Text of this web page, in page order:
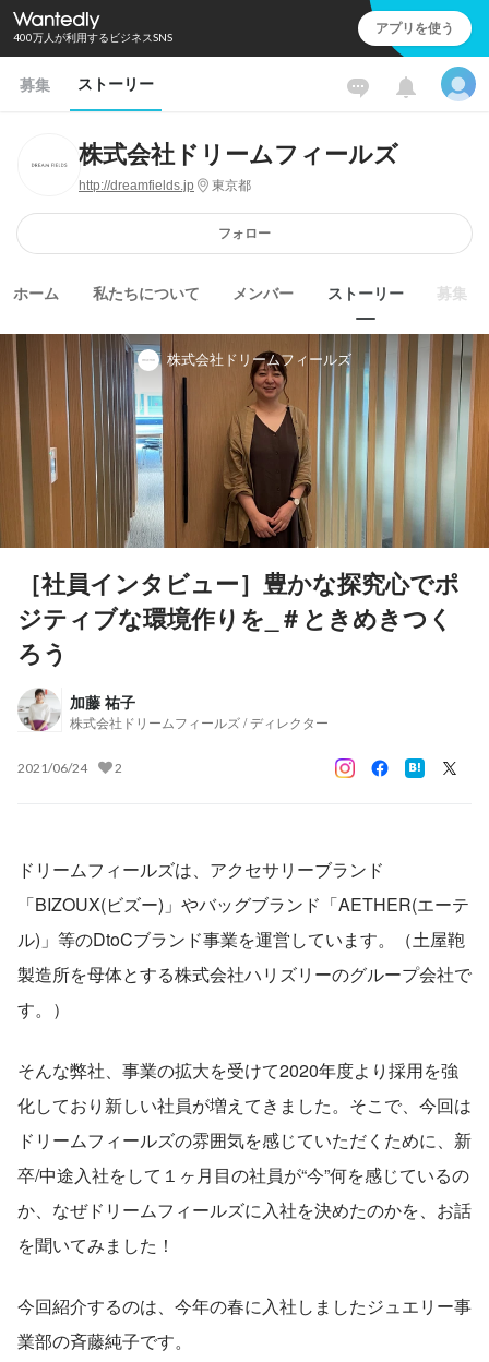
400万人が利用するビジネスSNS アプリを使う
募集 ストーリー
株式会社ドリームフィールズ
http://dreamfields.jp 東京都
フォロー
ホーム 私たちについて メンバー ストーリー 募集
株式会社ドリームフィールズ
［社員インタビュー］豊かな探究心でポ
ジティブな環境作りを_＃ときめきつく
ろう
加藤 祐子
株式会社ドリームフィールズ / ディレクター
2021/06/24 2
ドリームフィールズは、アクセサリーブランド
「BIZOUX(ビズー)」やバッグブランド「AETHER(エーテ
ル)」等のDtoCブランド事業を運営しています。（土屋鞄
製造所を母体とする株式会社ハリズリーのグループ会社で
す。）
そんな弊社、事業の拡大を受けて2020年度より採用を強
化しており新しい社員が増えてきました。そこで、今回は
ドリームフィールズの雰囲気を感じていただくために、新
卒/中途入社をして１ヶ月目の社員が“今”何を感じているの
か、なぜドリームフィールズに入社を決めたのかを、お話
を聞いてみました！
今回紹介するのは、今年の春に入社しましたジュエリー事
業部の斉藤純子です。